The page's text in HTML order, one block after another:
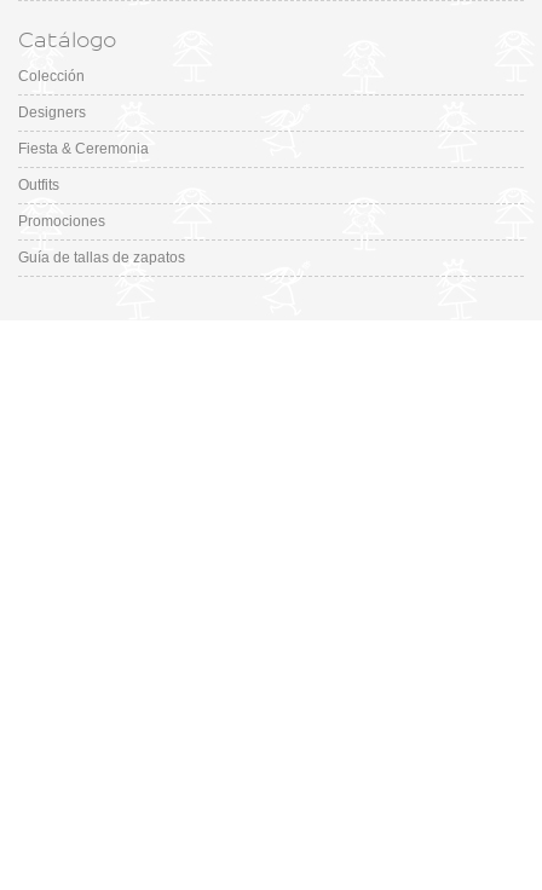
Catálogo
Colección
Designers
Fiesta & Ceremonia
Outfits
Promociones
Guía de tallas de zapatos